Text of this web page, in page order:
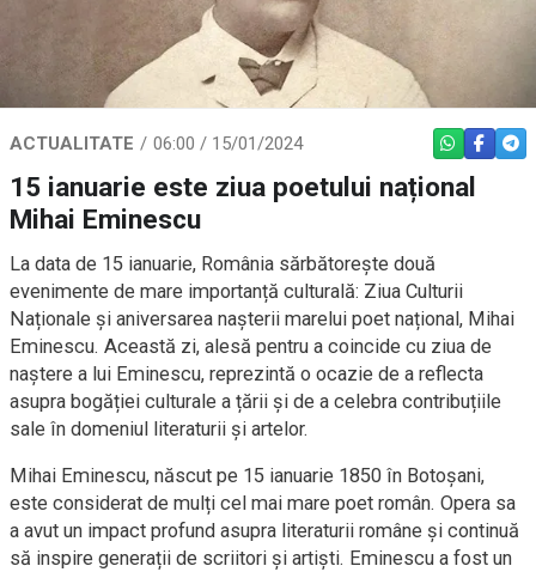
ACTUALITATE 06:00 / 15/01/2024 WHATSAPP
15 ianuarie este ziua poetului național
Mihai Eminescu
La data de 15 ianuarie, România sărbătorește două
evenimente de mare importanță culturală: Ziua Culturii
Naționale și aniversarea nașterii marelui poet național, Mihai
Eminescu. Această zi, alesă pentru a coincide cu ziua de
naștere a lui Eminescu, reprezintă o ocazie de a reflecta
asupra bogăției culturale a țării și de a celebra contribuțiile
sale în domeniul literaturii și artelor.
Mihai Eminescu, născut pe 15 ianuarie 1850 în Botoșani,
este considerat de mulți cel mai mare poet român. Opera sa
a avut un impact profund asupra literaturii române și continuă
să inspire generații de scriitori și artiști. Eminescu a fost un